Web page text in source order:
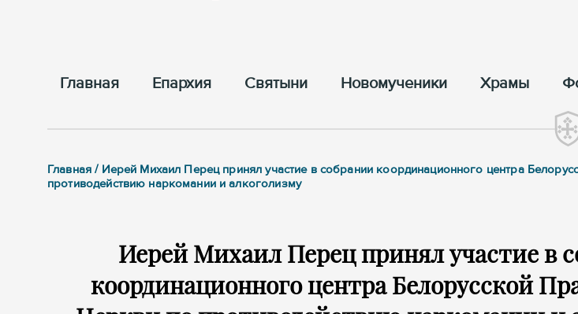
Главная Епархия Cвятыни Новомученики Храмы
Главная / Иерей Михаил Перец принял участие в собрании координационного центра
противодействию наркомании и алкоголизму
Иерей Михаил Перец принял участие в
координационного центра Белорусской